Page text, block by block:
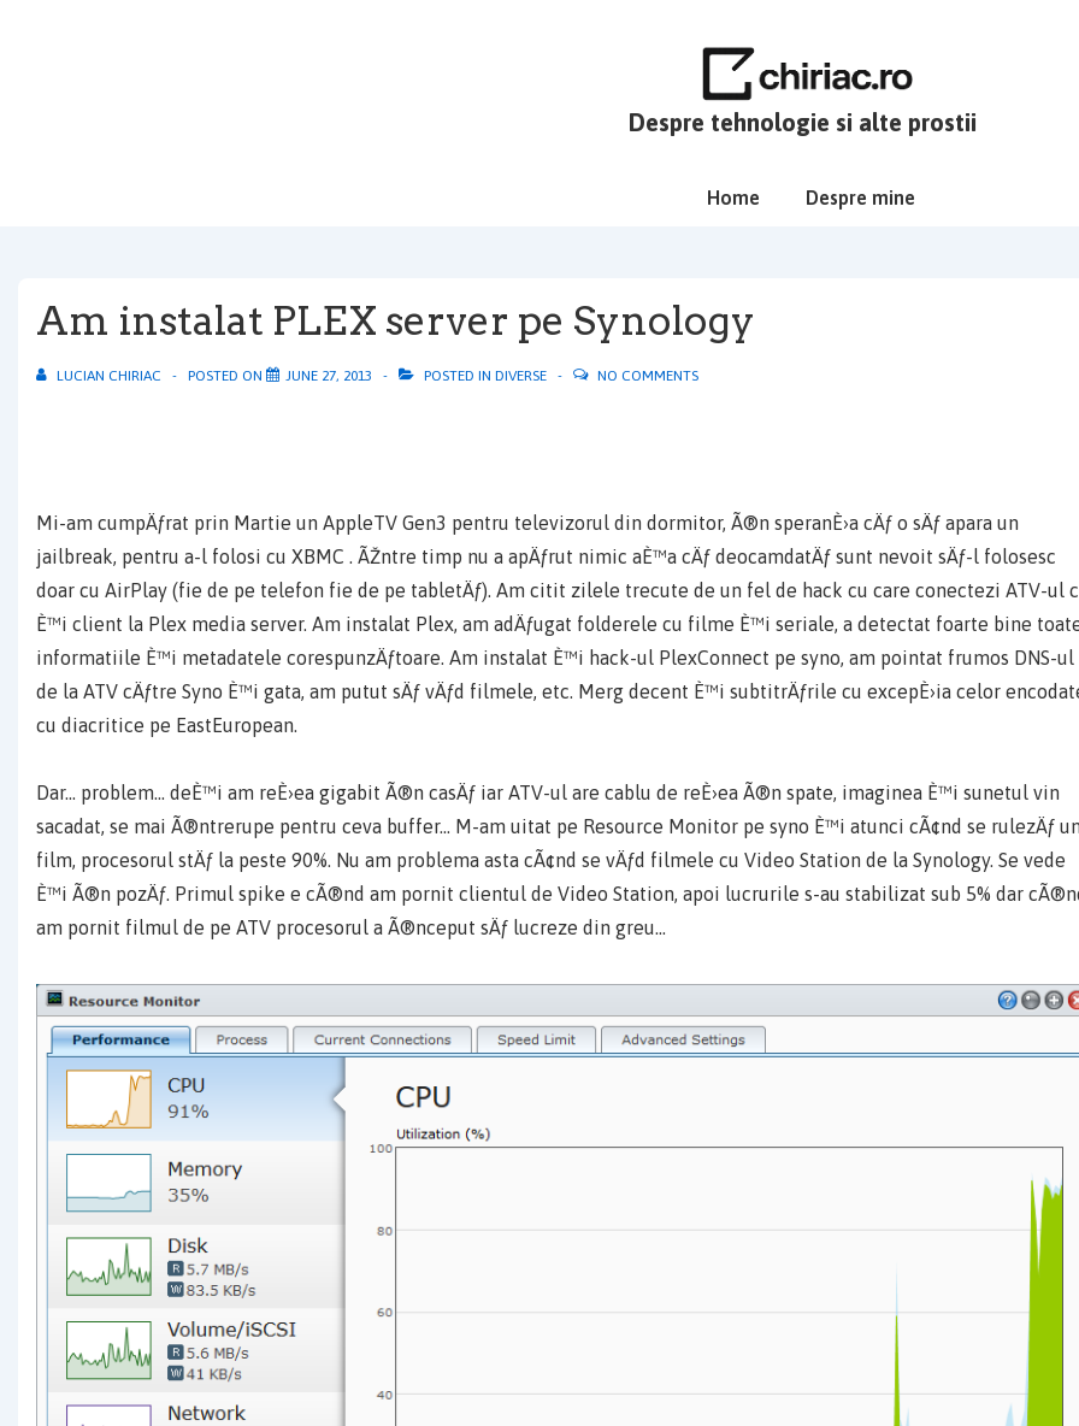
Despre tehnologie si alte prostii
Main
Home Despre mine
Am instalat PLEX server pe Synology
LUCIAN CHIRIAC POSTED ON JUNE 27, 2013 POSTED IN DIVERSE NO COMMENTS
Mi-am cumpÄƒrat prin Martie un AppleTV Gen3 pentru televizorul din dormitor, Ã®n speranÈ›a cÄƒ o sÄƒ apara un
jailbreak, pentru a-l folosi cu XBMC . ÃŽntre timp nu a apÄƒrut nimic aÈ™a cÄƒ deocamdatÄƒ sunt nevoit sÄƒ-l folosesc
doar cu AirPlay (fie de pe telefon fie de pe tabletÄƒ). Am citit zilele trecute de un fel de hack cu care conectezi ATV-ul
È™i client la Plex media server. Am instalat Plex, am adÄƒugat folderele cu filme È™i seriale, a detectat foarte bine
informatiile È™i metadatele corespunzÄƒtoare. Am instalat È™i hack-ul PlexConnect pe syno, am pointat frumos DNS-ul
de la ATV cÄƒtre Syno È™i gata, am putut sÄƒ vÄƒd filmele, etc. Merg decent È™i subtitrÄƒrile cu excepÈ›ia celor
cu diacritice pe EastEuropean.
Dar… problem… deÈ™i am reÈ›ea gigabit Ã®n casÄƒ iar ATV-ul are cablu de reÈ›ea Ã®n spate, imaginea È™i sunetul vin
sacadat, se mai Ã®ntrerupe pentru ceva buffer… M-am uitat pe Resource Monitor pe syno È™i atunci cÃ¢nd se rulezÄƒ
film, procesorul stÄƒ la peste 90%. Nu am problema asta cÃ¢nd se vÄƒd filmele cu Video Station de la Synology. Se vede
È™i Ã®n pozÄƒ. Primul spike e cÃ®nd am pornit clientul de Video Station, apoi lucrurile s-au stabilizat sub 5% dar
am pornit filmul de pe ATV procesorul a Ã®nceput sÄƒ lucreze din greu…